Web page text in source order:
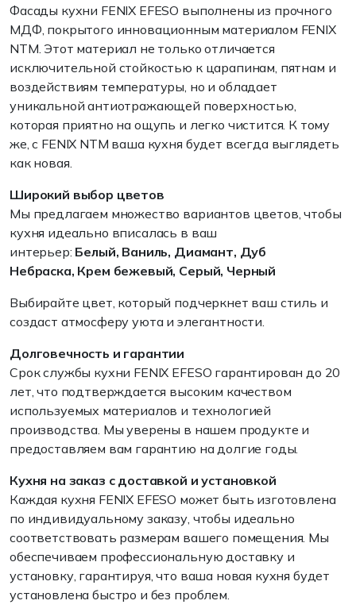
Фасады кухни FENIX EFESO выполнены из прочного
МДФ, покрытого инновационным материалом FENIX
NTM. Этот материал не только отличается
исключительной стойкостью к царапинам, пятнам и
воздействиям температуры, но и обладает
уникальной антиотражающей поверхностью,
которая приятно на ощупь и легко чистится. К тому
же, с FENIX NTM ваша кухня будет всегда выглядеть
как новая.
Широкий выбор цветов
Мы предлагаем множество вариантов цветов, чтобы
кухня идеально вписалась в ваш
интерьер: Белый, Ваниль, Диамант, Дуб
Небраска, Крем бежевый, Серый, Черный
Выбирайте цвет, который подчеркнет ваш стиль и
создаст атмосферу уюта и элегантности.
Долговечность и гарантии
Срок службы кухни FENIX EFESO гарантирован до 20
лет, что подтверждается высоким качеством
используемых материалов и технологией
производства. Мы уверены в нашем продукте и
предоставляем вам гарантию на долгие годы.
Кухня на заказ с доставкой и установкой
Каждая кухня FENIX EFESO может быть изготовлена
по индивидуальному заказу, чтобы идеально
соответствовать размерам вашего помещения. Мы
обеспечиваем профессиональную доставку и
установку, гарантируя, что ваша новая кухня будет
установлена быстро и без проблем.